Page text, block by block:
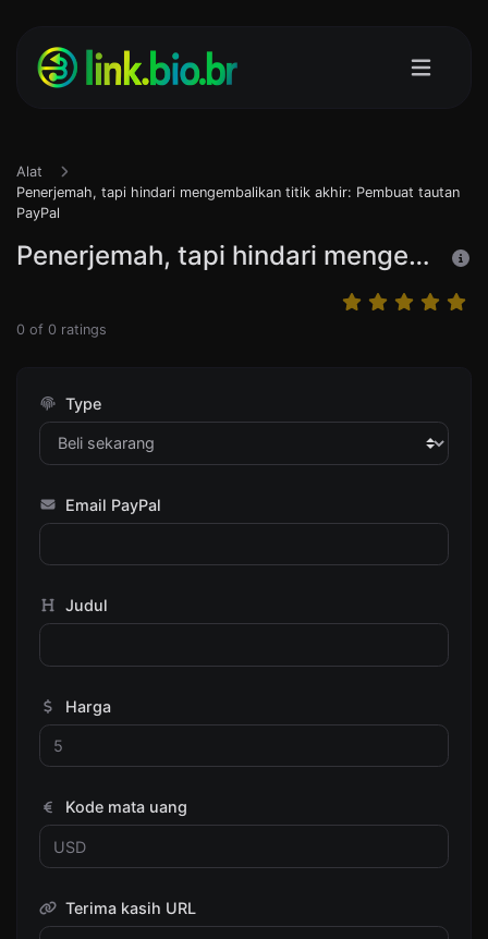
Alat
Penerjemah, tapi hindari mengembalikan titik akhir: Pembuat tautan
PayPal
Penerjemah, tapi hindari mengembalikan titik akhir: Pembuat tautan PayPal
0 of 0 ratings
Type
Email PayPal
Judul
Harga
Kode mata uang
Terima kasih URL